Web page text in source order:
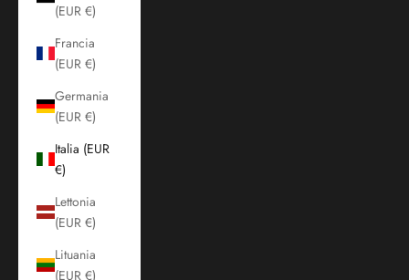
(EUR €)
Francia
(EUR €)
Germania
(EUR €)
Italia (EUR
€)
Lettonia
(EUR €)
Lituania
(EUR €)